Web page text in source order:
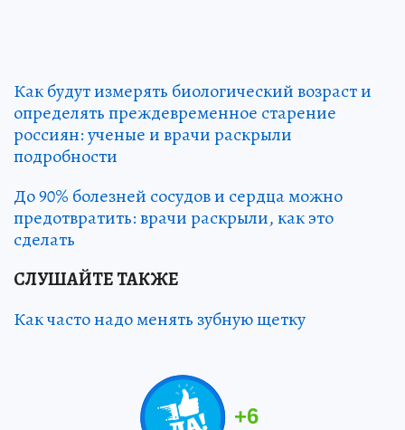
Как будут измерять биологический возраст и
определять преждевременное старение
россиян: ученые и врачи раскрыли
подробности
До 90% болезней сосудов и сердца можно
предотвратить: врачи раскрыли, как это
сделать
СЛУШАЙТЕ ТАКЖЕ
Как часто надо менять зубную щетку
+6